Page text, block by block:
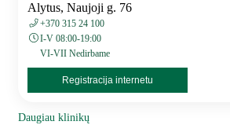
Alytus, Naujoji g. 76
+370 315 24 100
I-V 08:00-19:00
VI-VII Nedirbame
Registracija internetu
Daugiau klinikų